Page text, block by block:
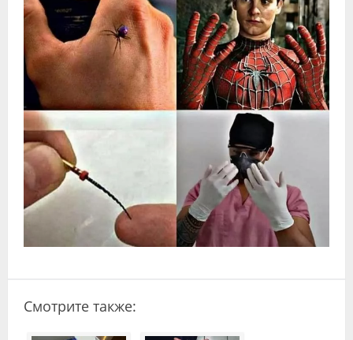
Видео
Форум
Клиники
Специалисты
Галерея
Блоги
Смотрите также: